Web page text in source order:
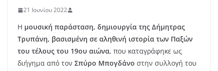
21 Ιουνίου 2022
Η μουσική παράσταση, δημιουργία της Δήμητρας
Τρυπάνη, βασισμένη σε αληθινή ιστορία των Παξών
του τέλους του 19ου αιώνα, που καταγράφηκε ως
διήγημα από τον Σπύρο Μπογδάνο στην συλλογή του